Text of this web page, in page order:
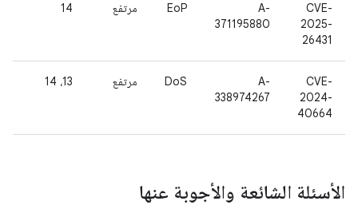
CVE-
2025-
26431
A-
371195880
EoP مرتفع 14
CVE-
2024-
40664
A-
338974267
DoS مرتفع 13، 14
الأسئلة الشائعة والأجوبة عنها